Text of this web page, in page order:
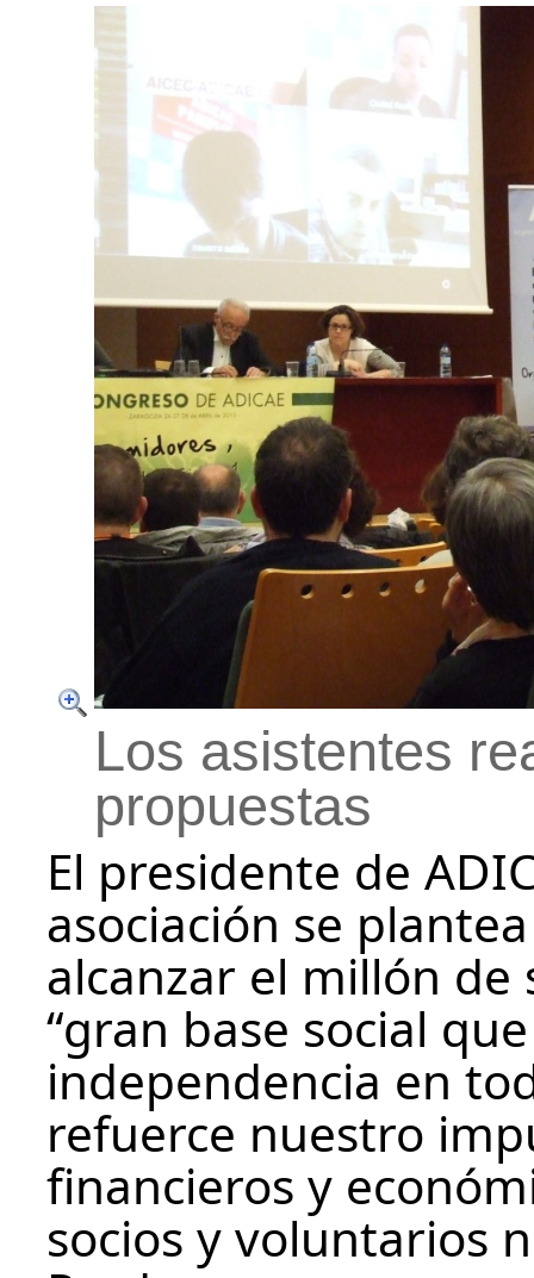
Los asistentes
propuestas
El presidente de
asociación se
alcanzar el millón
“gran base social
independencia en
refuerce nuestro
financieros y
socios y voluntarios